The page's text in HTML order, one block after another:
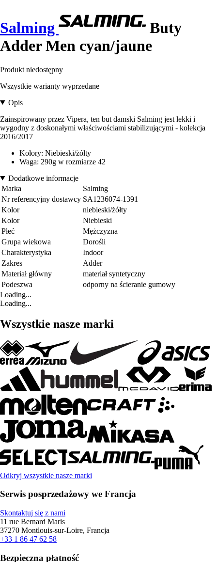
Salming
Buty
Adder Men cyan/jaune
Produkt niedostępny
Wszystkie warianty wyprzedane
Opis
Zainspirowany przez Vipera, ten but damski Salming jest lekki i
wygodny z doskonałymi właściwościami stabilizującymi - kolekcja
2016/2017
Kolory: Niebieski/żółty
Waga: 290g w rozmiarze 42
Dodatkowe informacje
Marka
Salming
Nr referencyjny dostawcy SA1236074-1391
Kolor
niebieski/żółty
Kolor
Niebieski
Płeć
Mężczyzna
Grupa wiekowa
Dorośli
Charakterystyka
Indoor
Zakres
Adder
Materiał główny
materiał syntetyczny
Podeszwa
odporny na ścieranie gumowy
Loading...
Loading...
Wszystkie nasze marki
Odkryj wszystkie nasze marki
Serwis posprzedażowy we Francja
Skontaktuj się z nami
11 rue Bernard Maris
37270 Montlouis-sur-Loire, Francja
+33 1 86 47 62 58
Bezpieczna płatność